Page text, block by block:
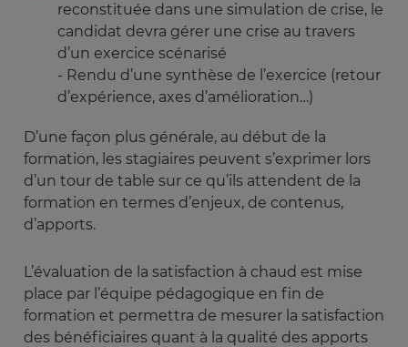
reconstituée dans une simulation de crise, le
candidat devra gérer une crise au travers
d’un exercice scénarisé
- Rendu d’une synthèse de l’exercice (retour
d’expérience, axes d’amélioration…)
D’une façon plus générale, au début de la
formation, les stagiaires peuvent s’exprimer lors
d’un tour de table sur ce qu’ils attendent de la
formation en termes d’enjeux, de contenus,
d’apports.
L’évaluation de la satisfaction à chaud est mise
place par l’équipe pédagogique en fin de
formation et permettra de mesurer la satisfaction
des bénéficiaires quant à la qualité des apports